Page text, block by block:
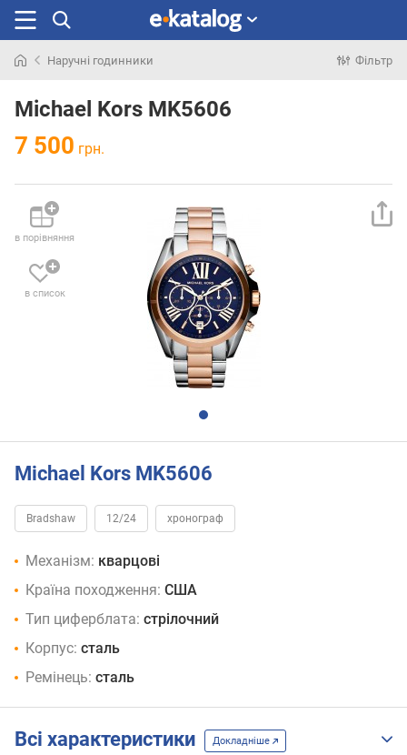
раніше
Наручні годинники Фільтр
Michael Kors MK5606
7 500 грн.
в порівняння
в список
Michael Kors MK5606
Bradshaw 12/24 хронограф
Механізм: кварцові
Країна походження: США
Тип циферблата: стрілочний
Корпус: сталь
Ремінець: сталь
Всі характеристики Докладніше